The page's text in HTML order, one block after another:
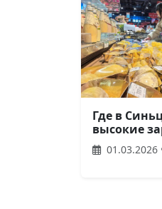
Где в
высокие
01.03.2026